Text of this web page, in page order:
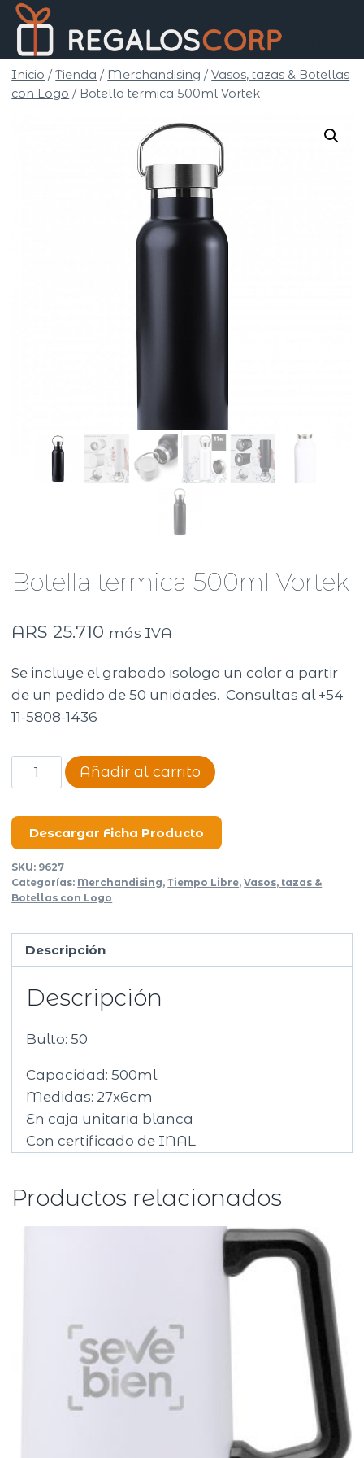
Saltar
contenido
Inicio / Tienda / Merchandising / Vasos, tazas & Botellas
con Logo / Botella termica 500ml Vortek
Botella termica 500ml Vortek
ARS 25.710 más IVA
Se incluye el grabado isologo un color a partir
de un pedido de 50 unidades. Consultas al +54
11-5808-1436
Botella
termica
Vortek
cantidad
Añadir al carrito
Descargar Ficha Producto
SKU: 9627
Categorías: Merchandising,Tiempo Libre,Vasos, tazas &
Botellas con Logo
Descripción
Descripción
Bulto: 50
Capacidad: 500ml
Medidas: 27x6cm
En caja unitaria blanca
Con certificado de INAL
Productos relacionados